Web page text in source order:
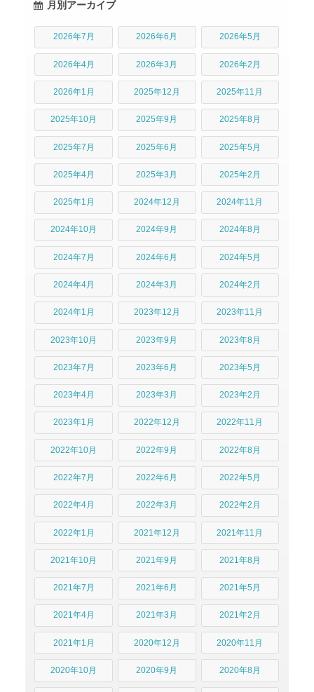
月別アーカイブ
2026年7月 2026年6月 2026年5月
2026年4月 2026年3月 2026年2月
2026年1月 2025年12月 2025年11月
2025年10月 2025年9月 2025年8月
2025年7月 2025年6月 2025年5月
2025年4月 2025年3月 2025年2月
2025年1月 2024年12月 2024年11月
2024年10月 2024年9月 2024年8月
2024年7月 2024年6月 2024年5月
2024年4月 2024年3月 2024年2月
2024年1月 2023年12月 2023年11月
2023年10月 2023年9月 2023年8月
2023年7月 2023年6月 2023年5月
2023年4月 2023年3月 2023年2月
2023年1月 2022年12月 2022年11月
2022年10月 2022年9月 2022年8月
2022年7月 2022年6月 2022年5月
2022年4月 2022年3月 2022年2月
2022年1月 2021年12月 2021年11月
2021年10月 2021年9月 2021年8月
2021年7月 2021年6月 2021年5月
2021年4月 2021年3月 2021年2月
2021年1月 2020年12月 2020年11月
2020年10月 2020年9月 2020年8月